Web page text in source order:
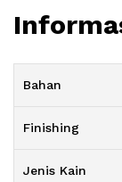
Bahan
Finishing
Jenis Kain